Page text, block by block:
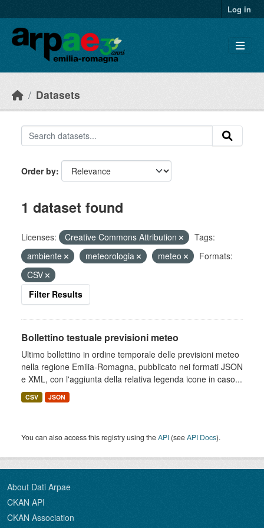
Log in
Datasets
Order by
1 dataset found
Licenses: Creative Commons Attribution
Tags:
ambiente
meteorologia meteo
Formats:
CSV
Filter Results
Bollettino testuale previsioni meteo
Ultimo bollettino in ordine temporale delle previsioni meteo
nella regione Emilia-Romagna, pubblicato nei formati JSON
e XML, con l'aggiunta della relativa legenda icone in caso...
CSV JSON
You can also access this registry using theAPI (seeAPI Docs).
About Dati Arpae
CKAN API
CKAN Association